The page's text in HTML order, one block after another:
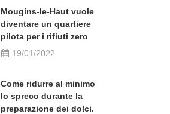
Mougins-le-Haut vuole
diventare un quartiere
pilota per i rifiuti zero
19/01/2022
Come ridurre al minimo
lo spreco durante la
preparazione dei dolci.